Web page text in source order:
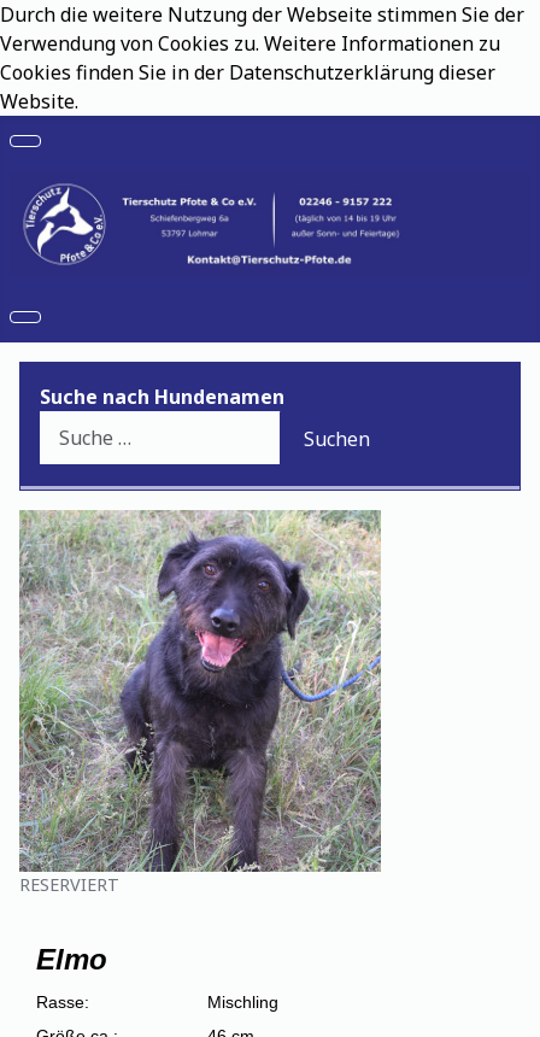
Durch die weitere Nutzung der Webseite stimmen Sie der
Verwendung von Cookies zu. Weitere Informationen zu
Cookies finden Sie in der Datenschutzerklärung dieser
Website.
Suche nach Hundenamen
Suchen
RESERVIERT
Elmo
Rasse:
Mischling